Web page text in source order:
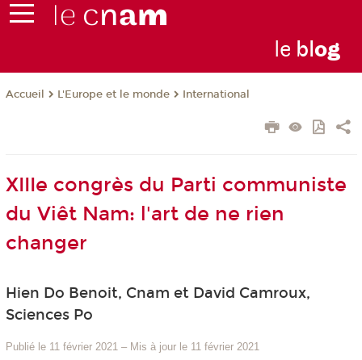
le blog
Accueil L'Europe et le monde International
XIIIe congrès du Parti communiste
du Viêt Nam: l'art de ne rien
changer
Hien Do Benoit, Cnam et David Camroux,
Sciences Po
Publié le 11 février 2021 – Mis à jour le 11 février 2021